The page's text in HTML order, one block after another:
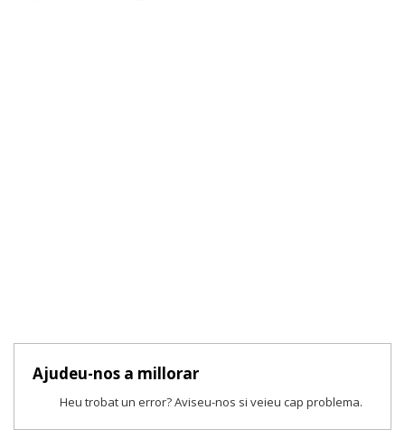
Ajudeu-nos a millorar
Heu trobat un error? Aviseu-nos si veieu cap problema.